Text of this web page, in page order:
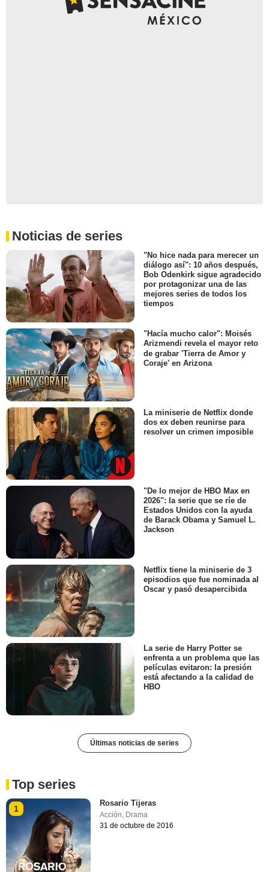
Noticias de series
"No hice nada para merecer un
diálogo así": 10 años después,
Bob Odenkirk sigue agradecido
por protagonizar una de las
mejores series de todos los
tiempos
"Hacía mucho calor": Moisés
Arizmendi revela el mayor reto
de grabar 'Tierra de Amor y
Coraje' en Arizona
La miniserie de Netflix donde
dos ex deben reunirse para
resolver un crimen imposible
"De lo mejor de HBO Max en
2026": la serie que se ríe de
Estados Unidos con la ayuda
de Barack Obama y Samuel L.
Jackson
Netflix tiene la miniserie de 3
episodios que fue nominada al
Oscar y pasó desapercibida
La serie de Harry Potter se
enfrenta a un problema que las
películas evitaron: la presión
está afectando a la calidad de
HBO
Últimas noticias de series
Top series
1
Rosario Tijeras
Acción, Drama
31 de octubre de 2016